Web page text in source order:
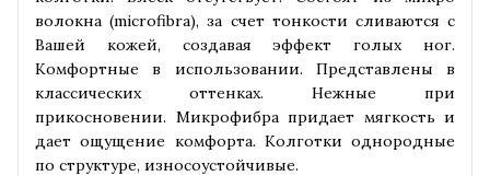
волокна (microfibra),за счет тонкости сливаются с
Вашей
кожей, создавая эффект голых ног.
Комфортные
в использовании. Представлены
в
классических
оттенках. Нежные
при
прикосновении. Микрофибра придает мягкость и
дает ощущение комфорта. Колготки однородные
по структуре, износоустойчивые.